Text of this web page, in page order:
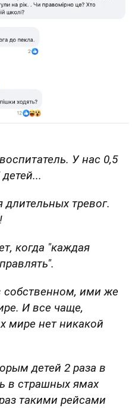
У нас 0,5
тревог.
когда "каждая
собственном, ими же
И все чаще,
мире нет никакой
детей 2 раза в
в страшных ямах
такими рейсами